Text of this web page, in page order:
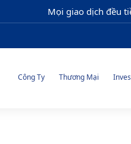
Mọi giao dịch đều
Công Ty Thương Mại